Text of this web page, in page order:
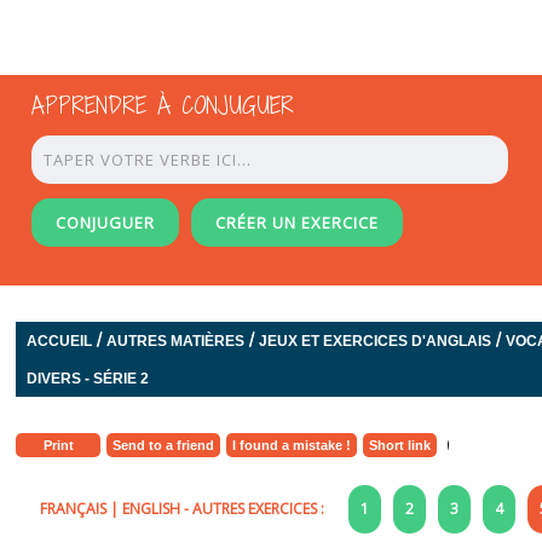
APPRENDRE À CONJUGUER
CONJUGUER CRÉER UN EXERCICE
ACCUEIL/ AUTRES MATIÈRES/ JEUX ET EXERCICES D'ANGLAIS/
DIVERS - SÉRIE 2
Print Send to a friend I found a mistake ! Short link
FRANÇAIS| ENGLISH- AUTRES EXERCICES : 1 2 3 4